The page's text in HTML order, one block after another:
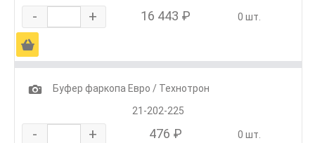
- + 16 443 ₽ 0 шт.
Ä
1
Буфер фаркопа Евро / Технотрон
21-202-225
- + 476 ₽ 0 шт.